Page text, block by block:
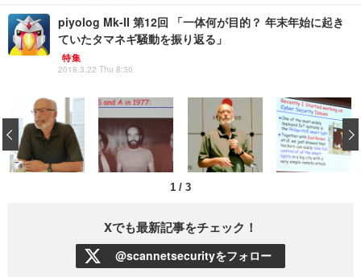
piyolog Mk-II 第12回 「一体何が目的？ 年末年始に起き
ていたタマネギ騒動を振り返る」
特集
2018.3.22 Thu 8:30
1 / 3
‹
Xでも最新記事をチェック！
@scannetsecurityをフォロー